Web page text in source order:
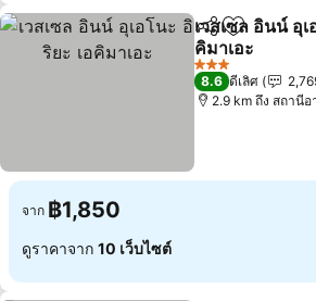
แชร์ เพิ่มในรา
เวสเซล อินน์ อุเ
คิมาเอะ
3 ดาว
8.6 ดีเลิศ
2.9 km ถึง สถานีอ
จาก ฿1,850
ดูราคาจาก 10 เว็บไซต์